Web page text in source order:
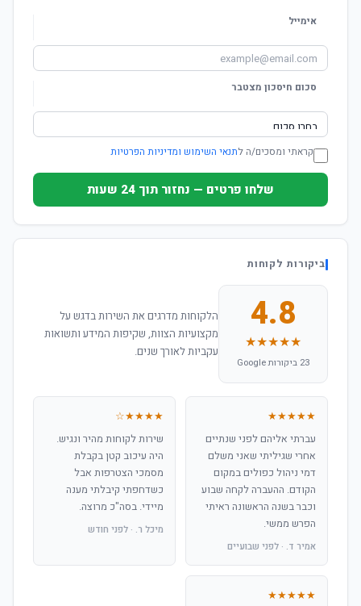
אימייל
סכום חיסכון מצטבר
קראתי ומסכים/ה לתנאי השימוש ומדיניות הפרטיות
שלחו פרטים — נחזור תוך 24 שעות
ביקורות לקוחות
4.8
★★★★★
23 ביקורות Google
הלקוחות מדרגים את השירות בדגש על
מקצועיות הצוות, שקיפות המידע ותשואות
עקביות לאורך שנים.
★★★★★
עברתי אליהם לפני שנתיים
אחרי שגיליתי שאני משלם
דמי ניהול כפולים במקום
הקודם. ההעברה לקחה שבוע
וכבר בשנה הראשונה ראיתי
הפרש ממשי.
אמיר ד. · לפני שבועיים
★★★★☆
שירות לקוחות מהיר ונגיש.
היה עיכוב קטן בקבלת
מסמכי הצטרפות אבל
כשדחפתי קיבלתי מענה
מיידי. בסה"כ מרוצה.
מיכל ר. · לפני חודש
★★★★★